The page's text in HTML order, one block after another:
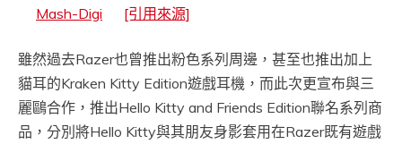
Mash-Digi
[引用來源]
雖然過去Razer也曾推出粉色系列周邊，甚至也推出加上
貓耳的Kraken Kitty Edition遊戲耳機，而此次更宣布與三
麗鷗合作，推出Hello Kitty and Friends Edition聯名系列商
品，分別將Hello Kitty與其朋友身影套用在Razer既有遊戲